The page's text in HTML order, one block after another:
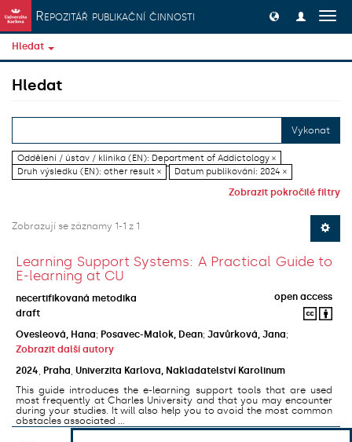
Přeskočit na obsah
Repozitář publikační činnosti
Hledat
Hledat
Vykonat
Oddělení / ústav / klinika (EN): Department of Addictology ×
Druh výsledku (EN): other result ×
Datum publikování: 2024 ×
Zobrazit pokročilé filtry
Zobrazují se záznamy 1-1 z 1
Learning Support Systems: A Practical Guide to
E-learning at CU
necertifikovaná metodika
open access
draft
Ovesleová, Hana; Posavec-Malok, Dean; Javůrková, Jana;
Zobrazit další autory
2024
Praha Univerzita Karlova, Nakladatelství Karolinum
This guide introduces the e-learning support tools that are used
most frequently at Charles University and that you may encounter
during your studies. It will also help you to avoid the most common
obstacles associated ...